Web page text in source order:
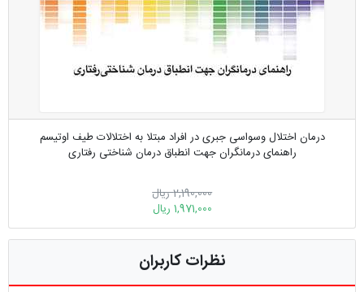
درمان اختلال وسواسی جبری در افراد مبتلا به اختلالات طیف اوتیسم
راهنمای درمانگران جهت انطباق درمان شناختی رفتاری
2,190,000 ریال
1,971,000 ریال
نظرات کاربران